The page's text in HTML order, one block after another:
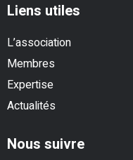
Liens utiles
L’association
Membres
Expertise
Actualités
Nous suivre